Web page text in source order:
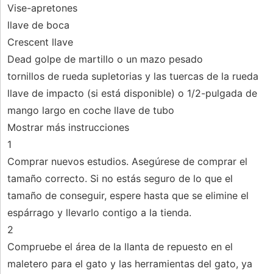
Vise-apretones
llave de boca
Crescent llave
Dead golpe de martillo o un mazo pesado
tornillos de rueda supletorias y las tuercas de la rueda
llave de impacto (si está disponible) o 1/2-pulgada de
mango largo en coche llave de tubo
Mostrar más instrucciones
1
Comprar nuevos estudios. Asegúrese de comprar el
tamaño correcto. Si no estás seguro de lo que el
tamaño de conseguir, espere hasta que se elimine el
espárrago y llevarlo contigo a la tienda.
2
Compruebe el área de la llanta de repuesto en el
maletero para el gato y las herramientas del gato, ya